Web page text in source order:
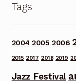
Tags
2004 2005 2006
2015 2017 2018 2019
Jazz Festival